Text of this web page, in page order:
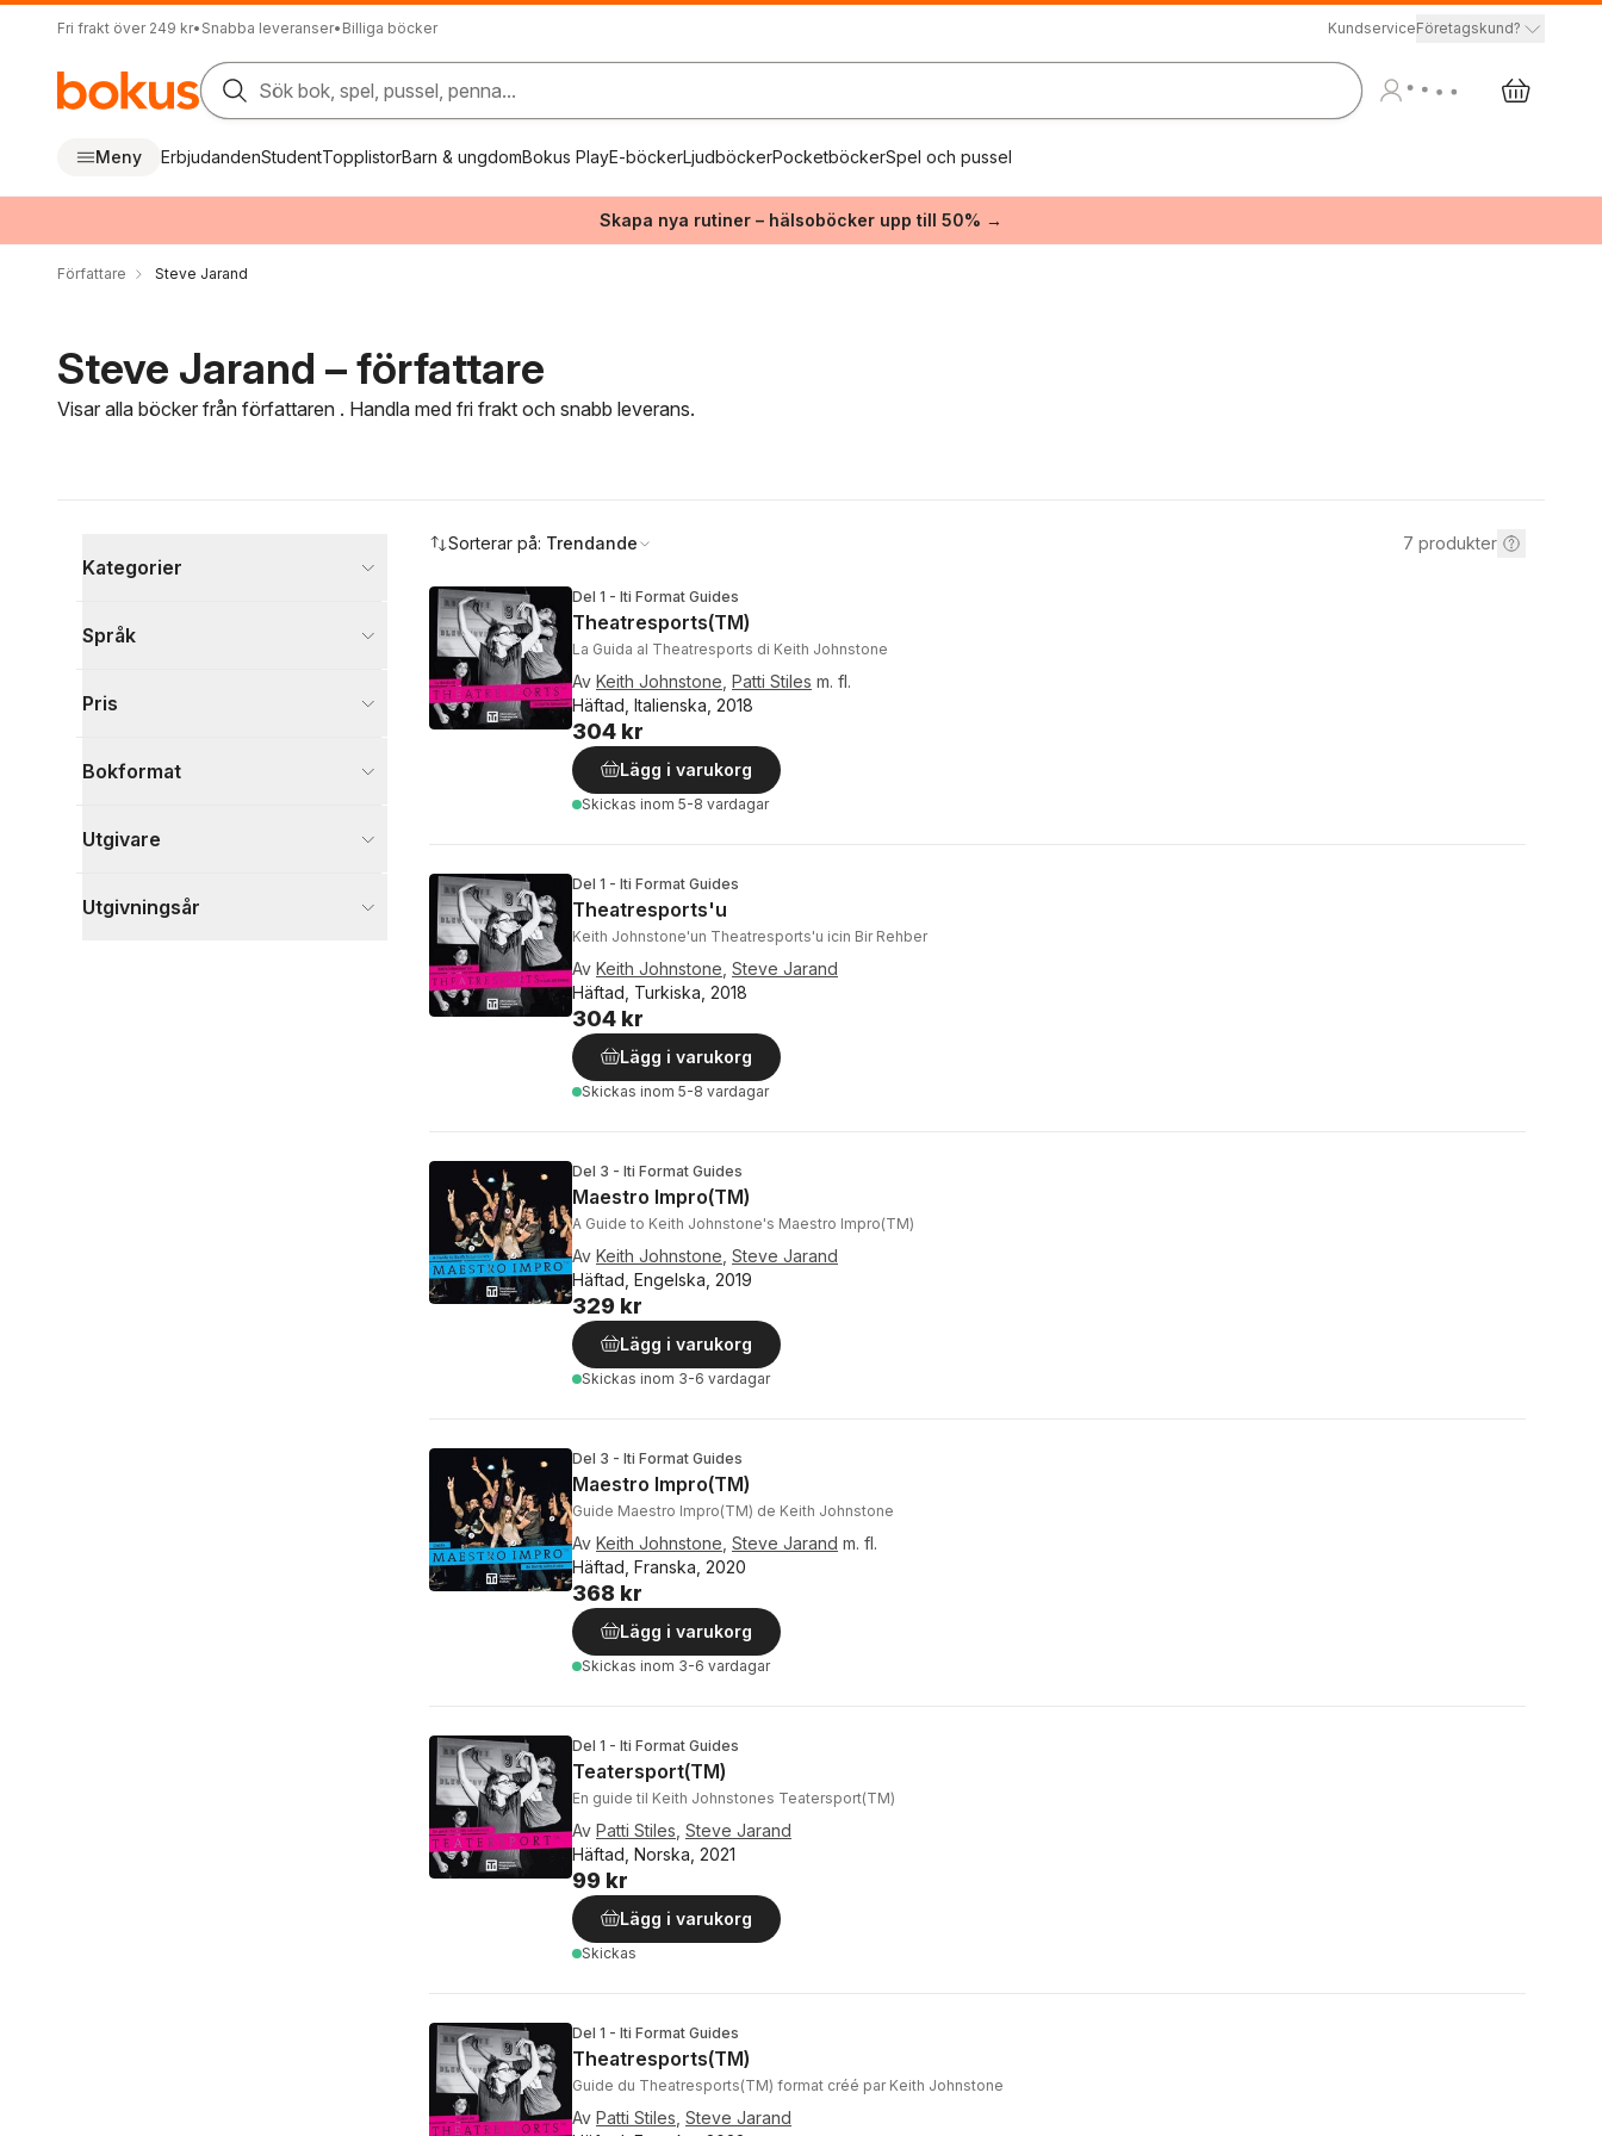
Fri frakt över 249 kr• Snabba leveranser• Billiga böcker KundserviceFöretagskund?
Sök bok, spel, pussel, penna...
Meny ErbjudandenStudentTopplistorBarn & ungdomBokus PlayE-böckerLjudböckerPocketböckerSpel och pussel
Skapa nya rutiner – hälsoböcker upp till 50% →
Författare Steve Jarand
Steve Jarand – författare
Visar alla böcker från författaren . Handla med fri frakt och snabb leverans.
Kategorier
Visa fler
Språk
Pris
Bokformat
Utgivare
Utgivningsår
Sorterar på: Trendande 7 produkter
Del 1 - Iti Format Guides
Theatresports(TM)
La Guida al Theatresports di Keith Johnstone
Av Keith Johnstone Patti Stiles m. fl.
Häftad, Italienska, 2018
304 kr
Lägg i varukorg
Skickas inom 5-8 vardagar
Del 1 - Iti Format Guides
Theatresports'u
Keith Johnstone'un Theatresports'u icin Bir Rehber
Av Keith Johnstone Steve Jarand
Häftad, Turkiska, 2018
304 kr
Lägg i varukorg
Skickas inom 5-8 vardagar
Del 3 - Iti Format Guides
Maestro Impro(TM)
A Guide to Keith Johnstone's Maestro Impro(TM)
Av Keith Johnstone Steve Jarand
Häftad, Engelska, 2019
329 kr
Lägg i varukorg
Skickas inom 3-6 vardagar
Del 3 - Iti Format Guides
Maestro Impro(TM)
Guide Maestro Impro(TM) de Keith Johnstone
Av Keith Johnstone Steve Jarand m. fl.
Häftad, Franska, 2020
368 kr
Lägg i varukorg
Skickas inom 3-6 vardagar
Del 1 - Iti Format Guides
Teatersport(TM)
En guide til Keith Johnstones Teatersport(TM)
Av Patti Stiles Steve Jarand
Häftad, Norska, 2021
99 kr
Lägg i varukorg
Skickas
Del 1 - Iti Format Guides
Theatresports(TM)
Guide du Theatresports(TM) format créé par Keith Johnstone
Av Patti Stiles Steve Jarand